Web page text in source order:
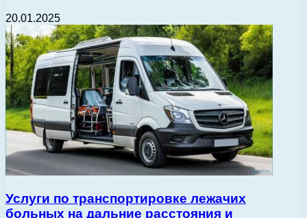
20.01.2025
Услуги по транспортировке лежачих
больных на дальние расстояния и